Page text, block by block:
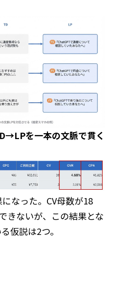
を一本の文脈で貫く
なった。CV母数が18
きないが、この結果とな
仮説は2つ。